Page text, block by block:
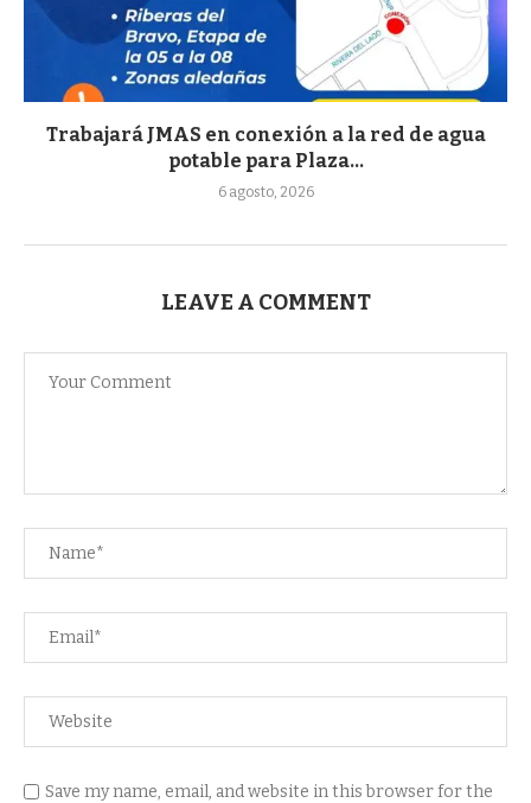
Trabajará JMAS en conexión a la red de agua
potable para Plaza...
6 agosto, 2026
LEAVE A COMMENT
Save my name, email, and website in this browser for the